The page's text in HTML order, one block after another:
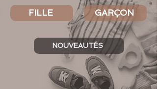
GARÇON
FILLE
NOUVEAUTÉS